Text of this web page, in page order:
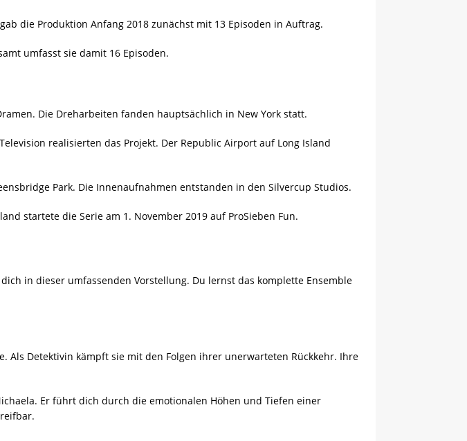
die Produktion Anfang 2018 zunächst mit 13 Episoden in Auftrag.
umfasst sie damit 16 Episoden.
Die Dreharbeiten fanden hauptsächlich in New York statt.
realisierten das Projekt. Der Republic Airport auf Long Island
Park. Die Innenaufnahmen entstanden in den Silvercup Studios.
startete die Serie am 1. November 2019 auf ProSieben Fun.
in dieser umfassenden Vorstellung. Du lernst das komplette Ensemble
Als Detektivin kämpft sie mit den Folgen ihrer unerwarteten Rückkehr. Ihre
Er führt dich durch die emotionalen Höhen und Tiefen einer